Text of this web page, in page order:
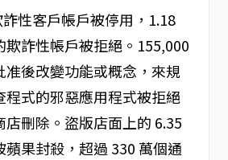
性客戶帳戶被停用，1.18
欺詐性帳戶被拒絕。155,000
准後改變功能或概念，來規
程式的邪惡應用程式被拒絕
店刪除。盜版店面上的 6.35
蘋果封殺，超過 330 萬個通